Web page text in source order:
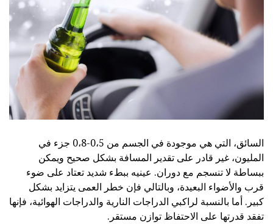
السائق، التي هي موجودة في الجسم من 0،5-0،8 جزء في
المليون، غير قادر على تقدير المسافة بشكل صحيح ويمكن
ببساطة لا تنسجم مع دوران. عينيه ببطء شديد تعتاد على ضوء
قرب والأضواء البعيدة، وبالتالي فإن خطر العمى يتزايد بشكل
كبير. أما بالنسبة لراكبي الدراجات النارية والدراجات الهوائية، فإنها
تفقد قدرتها على الاحتفاظ توازن مستقر.